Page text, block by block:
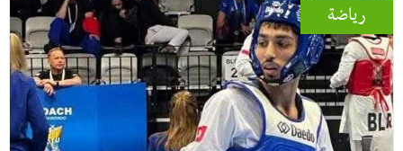
رياضة